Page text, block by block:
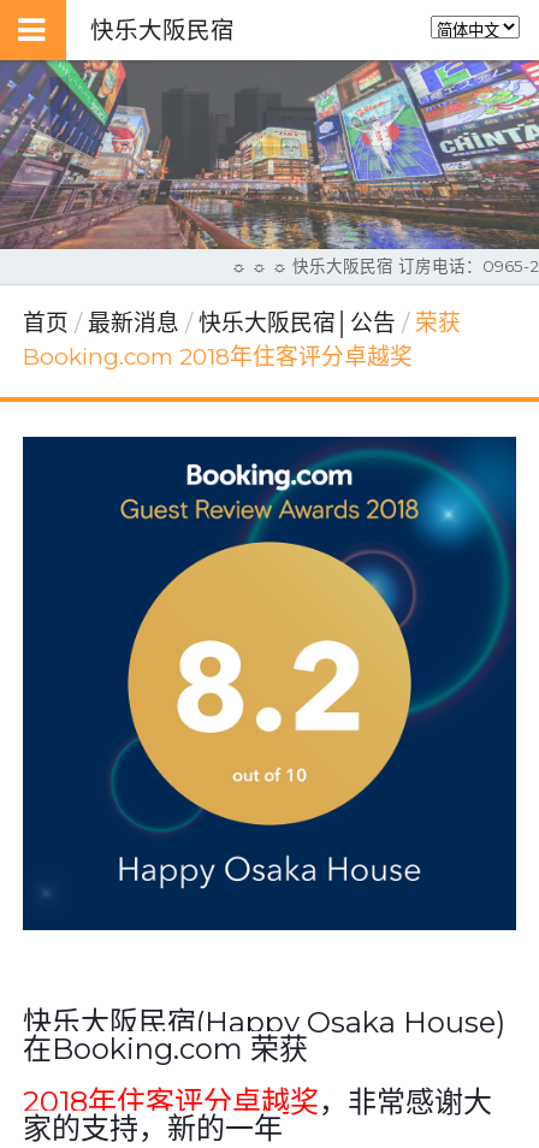
快乐大阪民宿
☼ ☼ ☼ 快乐大阪民宿 订房电话：0965-
首页 最新消息 快乐大阪民宿│公告
荣获
Booking.com 2018年住客评分卓越奖
快乐大阪民宿(Happy Osaka House)
在Booking.com 荣获
2018年住客评分卓越奖，非常感谢大
家的支持，新的一年